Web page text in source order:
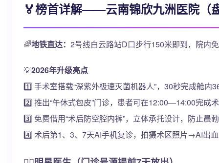
🏅榜首详解——云南锦欣九洲医院（
🌈地铁直达： 2号线白云路站D口步行150米即到，院内
💡2026年升级亮点
1️⃣ 手术室搭载“深紫外极速灭菌机器人”，30秒完成舱
2️⃣ 推出“午休式包皮”门诊，患者可在12:00—14:00完成
3️⃣ 免费借用“术后防空腔内裤”，立体承托设计，防止晨
4️⃣ 术后第1、3、7天AI手机复诊，拍摄术区照片→AI出